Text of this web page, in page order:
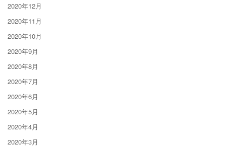
2020年12月
2020年11月
2020年10月
2020年9月
2020年8月
2020年7月
2020年6月
2020年5月
2020年4月
2020年3月